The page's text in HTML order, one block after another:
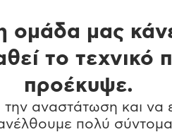
ομάδα μας
το τεχνικό
προέκυψε.
αναστάτωση και να
πολύ